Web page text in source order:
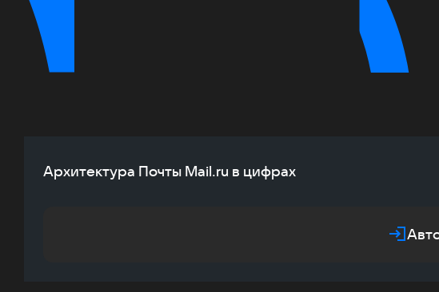
Архитектура Почты Mail.ru в цифрах